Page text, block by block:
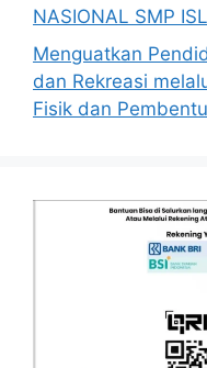
NASIONAL SMP
Menguatkan
dan Rekreasi
Fisik dan